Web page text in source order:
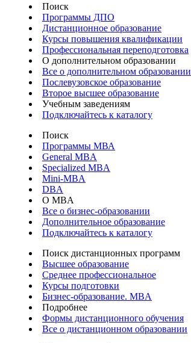
Поиск
Программы ДПО
Дистанционное образование
Курсы повышения квалификации
Профессиональная переподготовка
О дополнительном образовании
Все о дополнительном образовании
Послевузовское образование
Второе высшее образование
Учебным заведениям
Подключайтесь к каталогу
Поиск
Программы МВА
General MBA
Specialized MBA
Mini-MBA
DBA
О MBA
Все о бизнес-образовании
Дополнительное образование
Подключайтесь к каталогу
Поиск дистанционных программ
Высшее образование
Среднее профессиональное
Курсы подготовки
Бизнес-образование. MBA
Подробнее
Формы дистанционного обучения
Все о дистанционном образовании